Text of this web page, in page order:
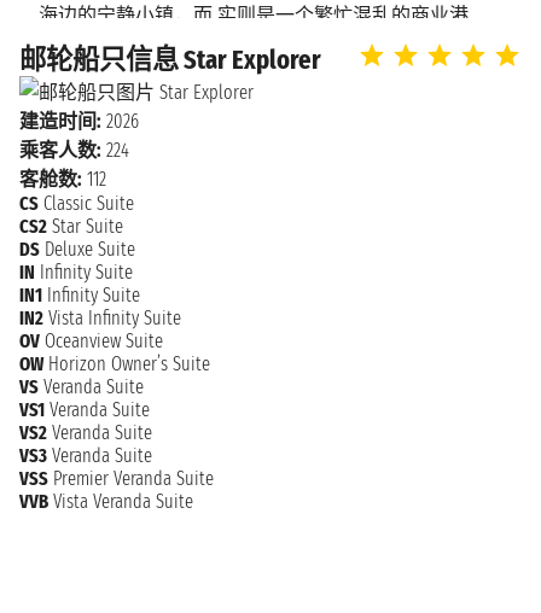
2027年1月29日星期五
上午10:00 - 下午11:59
威尼斯
2027年1月30日星期六
n.d. 下午11:59
海边的宁静小镇，而 实则是一个繁忙混乱的商业港
口。 这个小城沿着绵延的海岸线发展的，在以北的米
尼翁河（Mignon River）和以南的马兰戈内河
（Marangone River）之间。 这里有很多海湾和沙滩，同
时也是意大利中部的一个艺术和历史名城。这座古老小
城里有很多历 史古迹、花园、别墅和艺术品，参观完
这些文化遗迹后，您还可以前往第勒尼安海的沙滩上晒
晒 太阳、去参观菲康塞拉温泉浴场，或是近距离参观
伊特鲁里亚人的发掘地。所以无论是体验慵懒 的地中
海生活还是参观辉煌的历史古迹，这里都是绝佳的旅游
地。
邮轮船只信息 Star Explorer
建造时间: 2026
乘客人数: 224
客舱数: 112
CS Classic Suite
CS2 Star Suite
DS Deluxe Suite
IN Infinity Suite
IN1 Infinity Suite
IN2 Vista Infinity Suite
OV Oceanview Suite
OW Horizon Owner’s Suite
VS Veranda Suite
VS1 Veranda Suite
VS2 Veranda Suite
VS3 Veranda Suite
VSS Premier Veranda Suite
VVB Vista Veranda Suite